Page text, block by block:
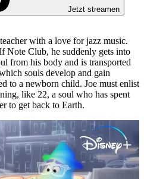
Jetzt streamen
with a love for jazz music.
Note Club, he suddenly gets into
from his body and is transported
souls develop and gain
to a newborn child. Joe must enlist
like 22, a soul who has spent
to get back to Earth.